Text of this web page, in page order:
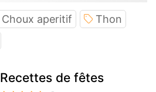
Choux aperitif
Thon
Recettes de fêtes